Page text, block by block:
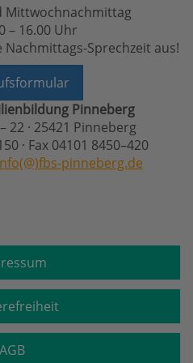
Mittwochnachmittag
– 16.00 Uhr
Sprechzeit aus!
Pinneberg
22 · 25421 Pinneberg
· Fax 04101 8450–420
pinneberg.de
AGB